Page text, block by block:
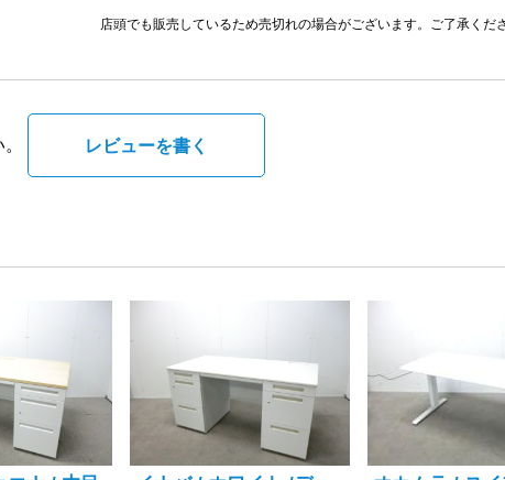
店頭でも販売しているため売切れの場合がございます。ご了承くだ
レビューを書く